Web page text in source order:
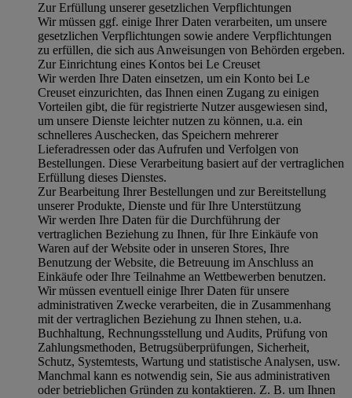
Zur Erfüllung unserer gesetzlichen Verpflichtungen
Wir müssen ggf. einige Ihrer Daten verarbeiten, um unsere
gesetzlichen Verpflichtungen sowie andere Verpflichtungen
zu erfüllen, die sich aus Anweisungen von Behörden ergeben.
Zur Einrichtung eines Kontos bei Le Creuset
Wir werden Ihre Daten einsetzen, um ein Konto bei Le
Creuset einzurichten, das Ihnen einen Zugang zu einigen
Vorteilen gibt, die für registrierte Nutzer ausgewiesen sind,
um unsere Dienste leichter nutzen zu können, u.a. ein
schnelleres Auschecken, das Speichern mehrerer
Lieferadressen oder das Aufrufen und Verfolgen von
Bestellungen. Diese Verarbeitung basiert auf der vertraglichen
Erfüllung dieses Dienstes.
Zur Bearbeitung Ihrer Bestellungen und zur Bereitstellung
unserer Produkte, Dienste und für Ihre Unterstützung
Wir werden Ihre Daten für die Durchführung der
vertraglichen Beziehung zu Ihnen, für Ihre Einkäufe von
Waren auf der Website oder in unseren Stores, Ihre
Benutzung der Website, die Betreuung im Anschluss an
Einkäufe oder Ihre Teilnahme an Wettbewerben benutzen.
Wir müssen eventuell einige Ihrer Daten für unsere
administrativen Zwecke verarbeiten, die in Zusammenhang
mit der vertraglichen Beziehung zu Ihnen stehen, u.a.
Buchhaltung, Rechnungsstellung und Audits, Prüfung von
Zahlungsmethoden, Betrugsüberprüfungen, Sicherheit,
Schutz, Systemtests, Wartung und statistische Analysen, usw.
Manchmal kann es notwendig sein, Sie aus administrativen
oder betrieblichen Gründen zu kontaktieren. Z. B. um Ihnen